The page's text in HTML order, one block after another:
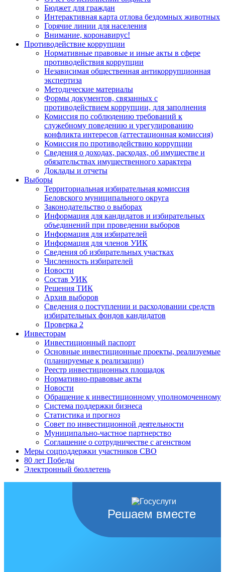
Бюджет для граждан
Интерактивная карта отлова бездомных животных
Горячие линии для населения
Внимание, коронавирус!
Противодействие коррупции
Нормативные правовые и иные акты в сфере
противодействия коррупции
Независимая общественная антикоррупционная
экспертиза
Методические материалы
Формы документов, связанных с
противодействием коррупции, для заполнения
Комиссия по соблюдению требований к
служебному поведению и урегулированию
конфликта интересов (аттестационная комиссия)
Комиссия по противодействию коррупции
Сведения о доходах, расходах, об имуществе и
обязательствах имущественного характера
Доклады и отчеты
Выборы
Территориальная избирательная комиссия
Беловского муниципального округа
Законодательство о выборах
Информация для кандидатов и избирательных
объединений при проведении выборов
Информация для избирателей
Информация для членов УИК
Сведения об избирательных участках
Численность избирателей
Новости
Состав УИК
Решения ТИК
Архив выборов
Сведения о поступлении и расходовании средств
избирательных фондов кандидатов
Проверка 2
Инвесторам
Инвестиционный паспорт
Основные инвестиционные проекты, реализуемые
(планируемые к реализации)
Реестр инвестиционных площадок
Нормативно-правовые акты
Новости
Обращение к инвестиционному уполномоченному
Система поддержки бизнеса
Статистика и прогноз
Совет по инвестиционной деятельности
Муниципально-частное партнерство
Соглашение о сотрудничестве с агенством
Меры соцподдержки участников СВО
80 лет Победы
Электронный бюллетень
Решаем вместе